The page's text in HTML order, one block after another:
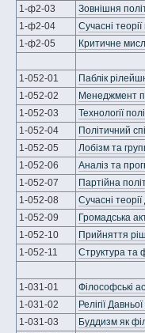
1-ф2-03
Зовнішня
1-ф2-04
Сучасні
1-ф2-05
Критичне
1-052-01
Паблік
1-052-02
Менеджмент
1-052-03
Технології
1-052-04
Політичний
1-052-05
Лобізм та
1-052-06
Аналіз та
1-052-07
Партійна
1-052-08
Сучасні теорії
1-052-09
Громадська
1-052-10
Прийняття
1-052-11
Структура та
1-031-01
Філософські
1-031-02
Релігії
1-031-03
Буддизм як